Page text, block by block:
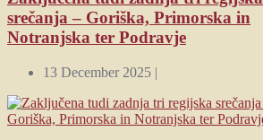
srečanja – Goriška, Primorska in
Notranjska ter Podravje
13 December 2025 |